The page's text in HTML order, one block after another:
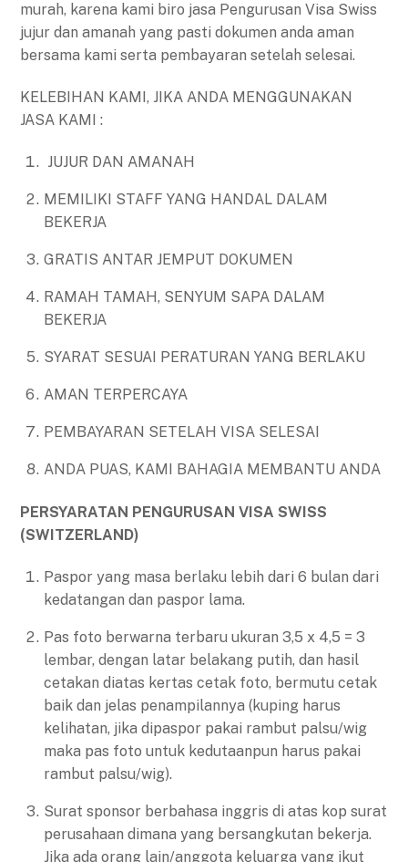
murah, karena kami biro jasa Pengurusan Visa Swiss
jujur dan amanah yang pasti dokumen anda aman
bersama kami serta pembayaran setelah selesai.
KELEBIHAN KAMI, JIKA ANDA MENGGUNAKAN
JASA KAMI :
JUJUR DAN AMANAH
MEMILIKI STAFF YANG HANDAL DALAM
BEKERJA
GRATIS ANTAR JEMPUT DOKUMEN
RAMAH TAMAH, SENYUM SAPA DALAM
BEKERJA
SYARAT SESUAI PERATURAN YANG BERLAKU
AMAN TERPERCAYA
PEMBAYARAN SETELAH VISA SELESAI
ANDA PUAS, KAMI BAHAGIA MEMBANTU ANDA
PERSYARATAN PENGURUSAN VISA SWISS
(SWITZERLAND)
Paspor yang masa berlaku lebih dari 6 bulan dari
kedatangan dan paspor lama.
Pas foto berwarna terbaru ukuran 3,5 x 4,5 = 3
lembar, dengan latar belakang putih, dan hasil
cetakan diatas kertas cetak foto, bermutu cetak
baik dan jelas penampilannya (kuping harus
kelihatan, jika dipaspor pakai rambut palsu/wig
maka pas foto untuk kedutaanpun harus pakai
rambut palsu/wig).
Surat sponsor berbahasa inggris di atas kop surat
perusahaan dimana yang bersangkutan bekerja.
Jika ada orang lain/anggota keluarga yang ikut